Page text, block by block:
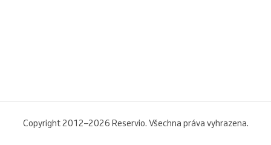
Copyright 2012–2026 Reservio. Všechna práva vyhrazena.